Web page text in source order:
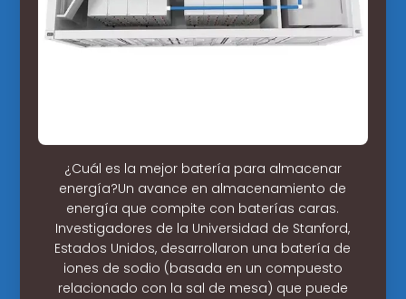
¿Cuál es la mejor batería para almacenar
energía?Un avance en almacenamiento de
energía que compite con baterías caras.
Investigadores de la Universidad de Stanford,
Estados Unidos, desarrollaron una batería de
iones de sodio (basada en un compuesto
relacionado con la sal de mesa) que puede